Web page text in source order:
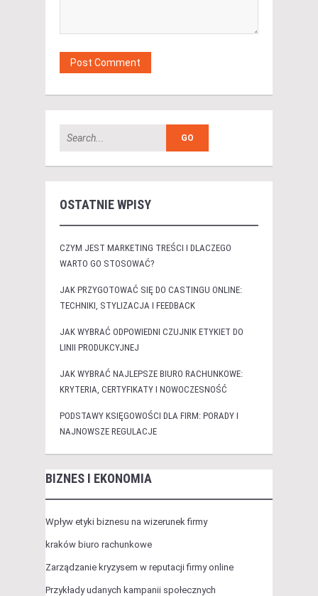
OSTATNIE WPISY
CZYM JEST MARKETING TREŚCI I DLACZEGO
WARTO GO STOSOWAĆ?
JAK PRZYGOTOWAĆ SIĘ DO CASTINGU ONLINE:
TECHNIKI, STYLIZACJA I FEEDBACK
JAK WYBRAĆ ODPOWIEDNI CZUJNIK ETYKIET DO
LINII PRODUKCYJNEJ
JAK WYBRAĆ NAJLEPSZE BIURO RACHUNKOWE:
KRYTERIA, CERTYFIKATY I NOWOCZESNOŚĆ
PODSTAWY KSIĘGOWOŚCI DLA FIRM: PORADY I
NAJNOWSZE REGULACJE
BIZNES I EKONOMIA
Wpływ etyki biznesu na wizerunek firmy
kraków biuro rachunkowe
Zarządzanie kryzysem w reputacji firmy online
Przykłady udanych kampanii społecznych